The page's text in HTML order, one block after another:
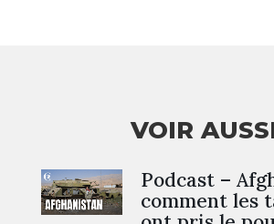
VOIR
Podcast –
comment les